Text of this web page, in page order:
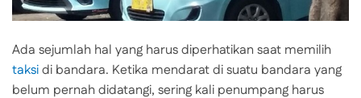
Ada sejumlah hal yang harus diperhatikan saat memilih
taksidi bandara. Ketika mendarat di suatu bandara yang
belum pernah didatangi, sering kali penumpang harus